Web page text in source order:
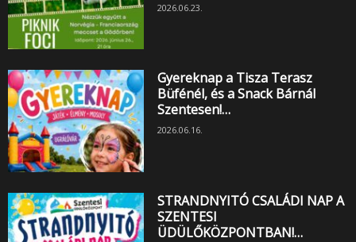
2026.06.23.
Gyereknap a Tisza Terasz
Büfénél, és a Snack Bárnál
Szentesen!…
2026.06.16.
STRANDNYITÓ CSALÁDI NAP A
SZENTESI
ÜDÜLŐKÖZPONTBAN!…